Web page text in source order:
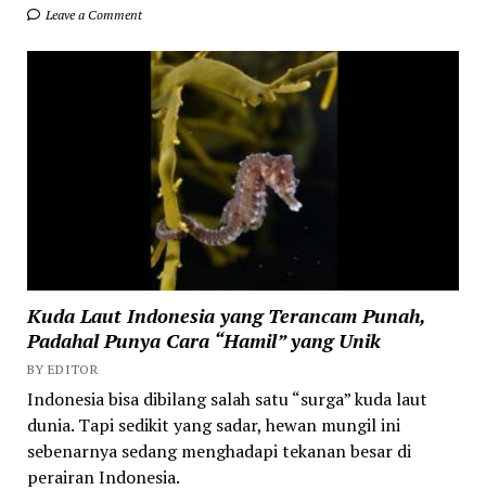
Leave a Comment
Kuda Laut Indonesia yang Terancam Punah,
Padahal Punya Cara “Hamil” yang Unik
BY EDITOR
Indonesia bisa dibilang salah satu “surga” kuda laut
dunia. Tapi sedikit yang sadar, hewan mungil ini
sebenarnya sedang menghadapi tekanan besar di
perairan Indonesia.